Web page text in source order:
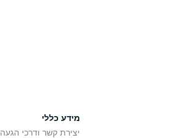
מידע כללי
יצירת קשר ודרכי הגעה